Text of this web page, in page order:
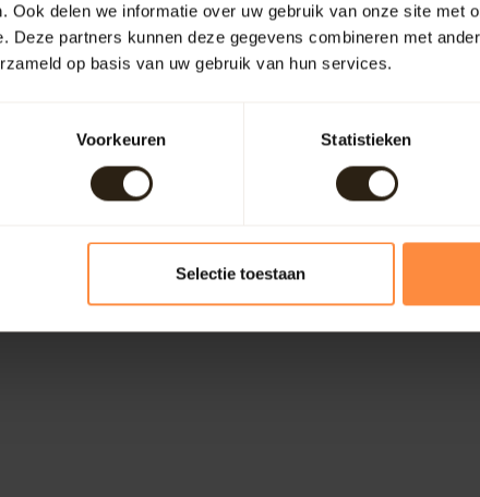
Ook delen we informatie over uw gebruik van onze site met
Deze partners kunnen deze gegevens combineren met
op basis van uw gebruik van hun services.
Voorkeuren Statistieken
Selectie toestaan